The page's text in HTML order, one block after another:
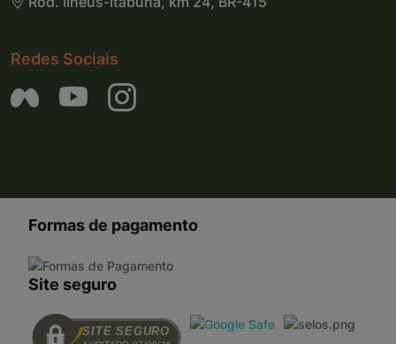
Redes Sociais
Formas de pagamento
Site seguro
SITE SEGURO